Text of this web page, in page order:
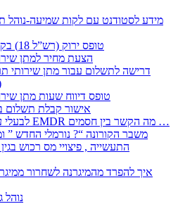
טופס ירוק (רש”ל 18) בקשה להוצאת רישיון נהיגה
2352 – הצעת מחיר למתן
2356 – טופס דיווח שעות מתן
2357 – אישור קבלת
– לבעלי עסקים ובעולם העבודה EMDR מה הקשר בין חסמים …
– משבר הקורונה “? נורמלי החדש ” ומהו ה 2021
נוהל